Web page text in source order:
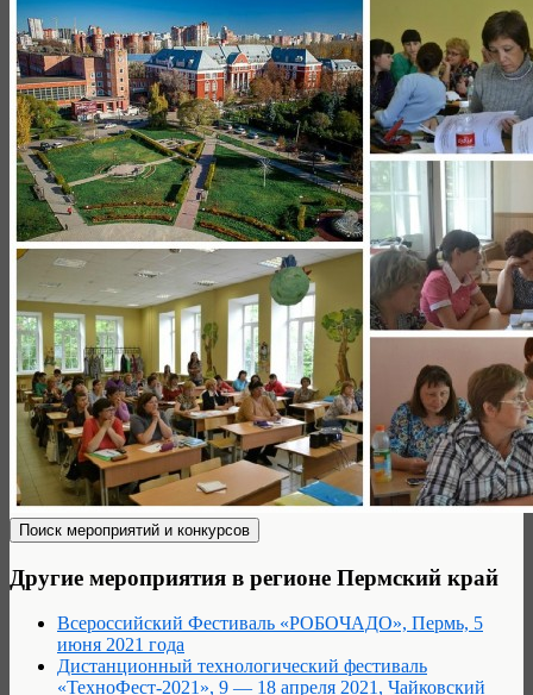
Другие мероприятия в регионе Пермский край
Всероссийский Фестиваль «РОБОЧАДО», Пермь, 5
июня 2021 года
Дистанционный технологический фестиваль
«ТехноФест-2021», 9 — 18 апреля 2021, Чайковский